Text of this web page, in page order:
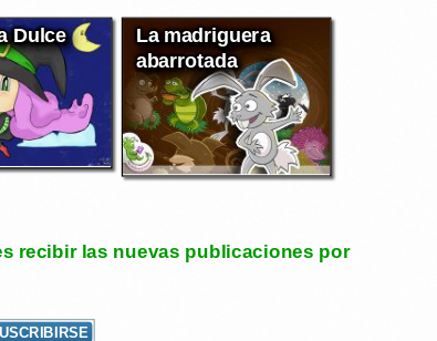
Dulce
La madriguera
abarrotada
recibir las nuevas publicaciones por